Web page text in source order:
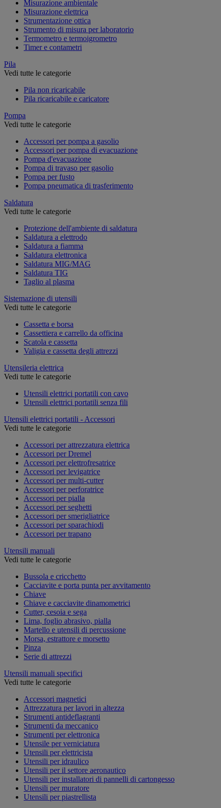
Misurazione ambientale
Misurazione elettrica
Strumentazione ottica
Strumento di misura per laboratorio
Termometro e termoigrometro
Timer e contametri
Pila
Vedi tutte le categorie
Pila non ricaricabile
Pila ricaricabile e caricatore
Pompa
Vedi tutte le categorie
Accessori per pompa a gasolio
Accessori per pompa di evacuazione
Pompa d'evacuazione
Pompa di travaso per gasolio
Pompa per fusto
Pompa pneumatica di trasferimento
Saldatura
Vedi tutte le categorie
Protezione dell'ambiente di saldatura
Saldatura a elettrodo
Saldatura a fiamma
Saldatura elettronica
Saldatura MIG/MAG
Saldatura TIG
Taglio al plasma
Sistemazione di utensili
Vedi tutte le categorie
Cassetta e borsa
Cassettiera e carrello da officina
Scatola e cassetta
Valigia e cassetta degli attrezzi
Utensileria elettrica
Vedi tutte le categorie
Utensili elettrici portatili con cavo
Utensili elettrici portatili senza fili
Utensili elettrici portatili - Accessori
Vedi tutte le categorie
Accessori per attrezzatura elettrica
Accessori per Dremel
Accessori per elettrofresatrice
Accessori per levigatrice
Accessori per multi-cutter
Accessori per perforatrice
Accessori per pialla
Accessori per seghetti
Accessori per smerigliatrice
Accessori per sparachiodi
Accessori per trapano
Utensili manuali
Vedi tutte le categorie
Bussola e cricchetto
Cacciavite e porta punta per avvitamento
Chiave
Chiave e cacciavite dinamometrici
Cutter, cesoia e sega
Lima, foglio abrasivo, pialla
Martello e utensili di percussione
Morsa, estrattore e morsetto
Pinza
Serie di attrezzi
Utensili manuali specifici
Vedi tutte le categorie
Accessori magnetici
Attrezzatura per lavori in altezza
Strumenti antideflagranti
Strumenti da meccanico
Strumenti per elettronica
Utensile per verniciatura
Utensili per elettricista
Utensili per idraulico
Utensili per il settore aeronautico
Utensili per installatori di pannelli di cartongesso
Utensili per muratore
Utensili per piastrellista